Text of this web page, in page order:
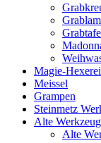
Magie-
Meissel
Grampen
Steinmetz
Alte
Alte